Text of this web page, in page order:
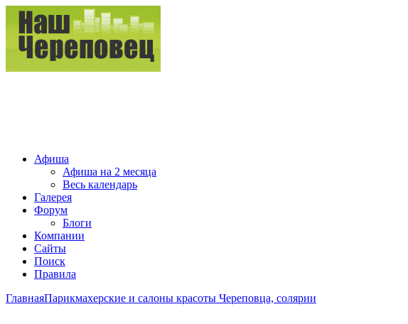
Афиша
Афиша на 2 месяца
Весь календарь
Галерея
Форум
Блоги
Компании
Сайты
Поиск
Правила
ГлавнаяПарикмахерские и салоны красоты Череповца, солярии